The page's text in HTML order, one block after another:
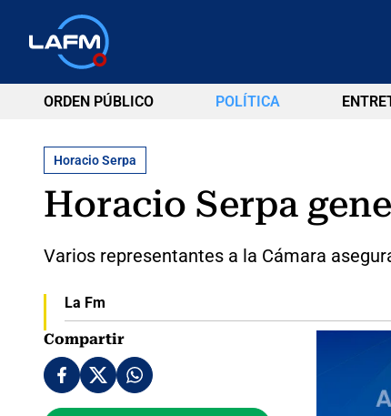
ORDEN PÚBLICO POLÍTICA
Horacio Serpa
Horacio Serpa
Varios representantes a la Cámara
La Fm
Compartir